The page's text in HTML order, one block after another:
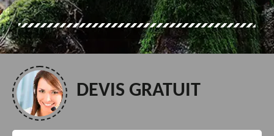
DEVIS GRATUIT